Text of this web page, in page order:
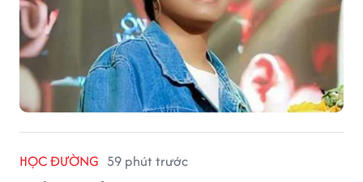
HỌC ĐƯỜNG 59 phút trước